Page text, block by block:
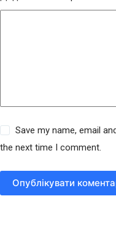
Save my name, email
the next time I comment.
Опублікувати